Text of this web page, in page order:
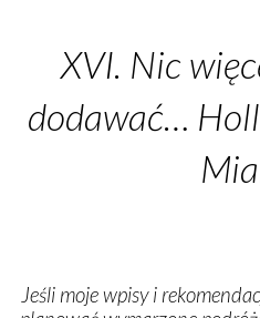
XVI. Nic
dodawać…
Jeśli moje wpisy i